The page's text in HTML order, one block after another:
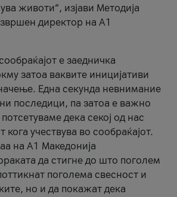
животи“, изјави Методија
директор на А1
е заедничка
затоа ваквите иницијативи
Една секунда невнимание
последици, па затоа е важно
дека секој од нас
кога учествува во сообраќајот.
на A1 Македонија
да стигне до што поголем
поголема свесност и
но и да покажат дека